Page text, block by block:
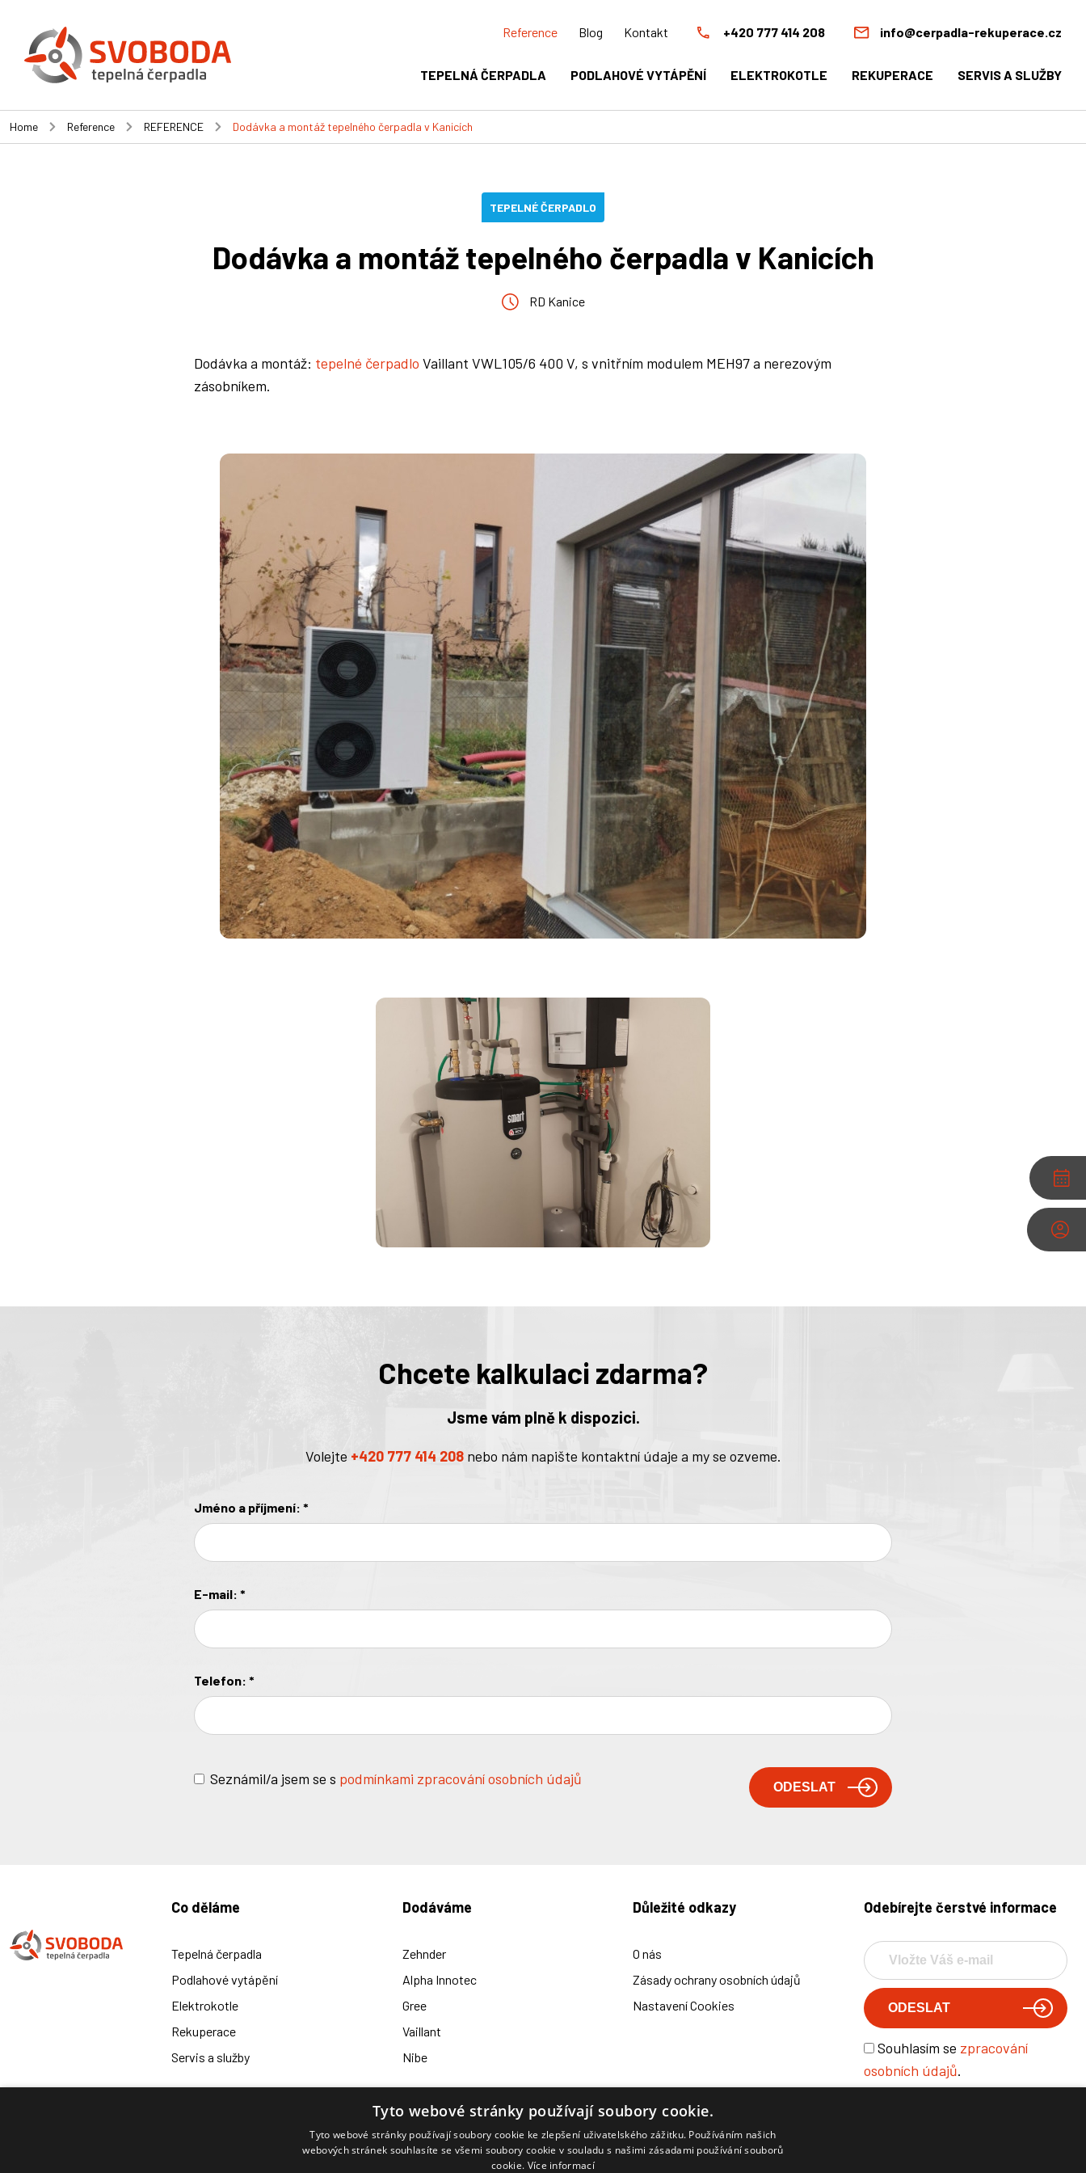
info@cerpadla-rekuperace.cz
+420 777 414 208
Reference Blog Kontakt
TEPELNÁ ČERPADLA PODLAHOVÉ VYTÁPĚNÍ ELEKTROKOTLE REKUPERACE SERVIS A SLUŽBY
Home Reference REFERENCE Dodávka a montáž tepelného čerpadla v Kanicích
TEPELNÉ ČERPADLO
Dodávka a montáž tepelného čerpadla v Kanicích
RD Kanice
Dodávka a montáž: tepelné čerpadlo Vaillant VWL105/6 400 V, s vnitřním modulem MEH97 a nerezovým
zásobníkem.
Chcete kalkulaci zdarma?
Jsme vám plně k dispozici.
Volejte +420 777 414 208nebo nám napište kontaktní údaje a my se ozveme.
Jméno a příjmení: *
E-mail: *
Telefon: *
Seznámil/a jsem se s podmínkami zpracování osobních údajů
Co děláme
Tepelná čerpadla
Podlahové vytápění
Elektrokotle
Rekuperace
Servis a služby
Dodáváme
Zehnder
Alpha Innotec
Gree
Vaillant
Nibe
Důležité odkazy
O nás
Zásady ochrany osobních údajů
Nastavení Cookies
Odebírejte čerstvé informace
Souhlasím se zpracování
osobních údajů.
info@cerpadla-rekuperace.cz
Otevírací doba:
Po - Pá: 8 až 17 hod
Radek Svoboda, Štěměchy 139, 675 27 Předín
IČ: 76301923 DIČ: CZ7703174556
Tyto webové stránky používají soubory cookie.
Tyto webové stránky používají soubory cookie ke zlepšení uživatelského zážitku. Používáním našich
webových stránek souhlasíte se všemi soubory cookie v souladu s našimi zásadami používání souborů
cookie. Více informací